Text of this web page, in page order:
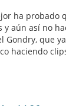
ha probado
y aún así no
Gondry, que
haciendo